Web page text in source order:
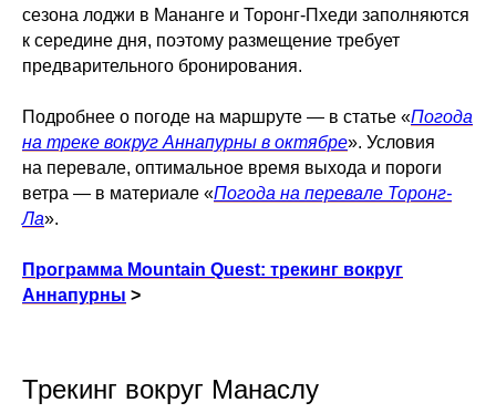
сезона лоджи в Мананге и Торонг-Пхеди заполняются
к середине дня, поэтому размещение требует
предварительного бронирования.
Подробнее о погоде на маршруте — в статье «Погода
на треке вокруг Аннапурны в октябре». Условия
на перевале, оптимальное время выхода и пороги
ветра — в материале «Погода на перевале Торонг-
Ла».
Программа Mountain Quest: трекинг вокруг
Аннапурны >
Трекинг вокруг Манаслу